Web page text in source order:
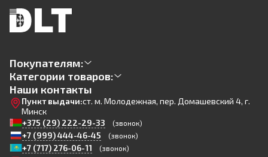
Покупателям:
Категории товаров:
Наши контакты
Пункт выдачи:ст. м. Молодежная, пер. Домашевский 4, г.
Минск
+375 (29) 222-29-33
(звонок)
+7 (999) 444-46-45 (звонок)
+7 (717) 276-06-11 (звонок)